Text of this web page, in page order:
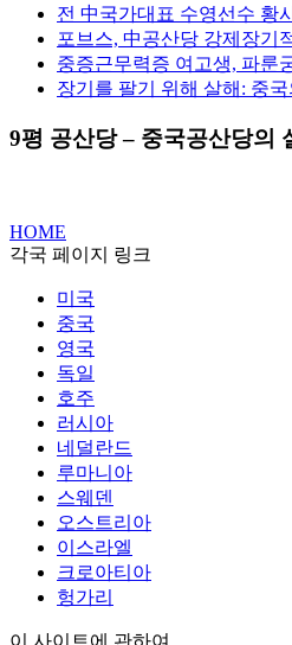
전 中국가대표 수영선수 황
포브스, 中공산당 강제장기
중증근무력증 여고생, 파룬
장기를 팔기 위해 살해: 중
9평 공산당 – 중국공산당의
HOME
각국 페이지 링크
미국
중국
영국
독일
호주
러시아
네덜란드
루마니아
스웨덴
오스트리아
이스라엘
크로아티아
헝가리
이 사이트에 관하여